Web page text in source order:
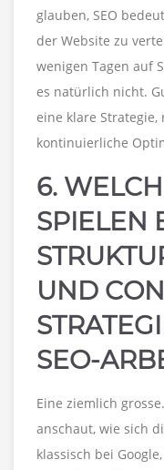
glauben, SEO
der Website zu
wenigen Tagen auf
es natürlich nicht.
eine klare
kontinuierliche
6.
SPIELEN
UND
SEO-
Eine ziemlich
anschaut, wie sich
klassisch bei